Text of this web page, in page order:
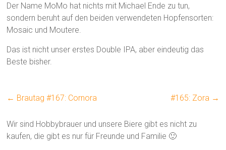
Der Name MoMo hat nichts mit Michael Ende zu tun,
sondern beruht auf den beiden verwendeten Hopfensorten:
Mosaic und Moutere.
Das ist nicht unser erstes Double IPA, aber eindeutig das
Beste bisher.
← Brautag #167: Cornora #165: Zora →
Wir sind Hobbybrauer und unsere Biere gibt es nicht zu
kaufen, die gibt es nur für Freunde und Familie 🙂